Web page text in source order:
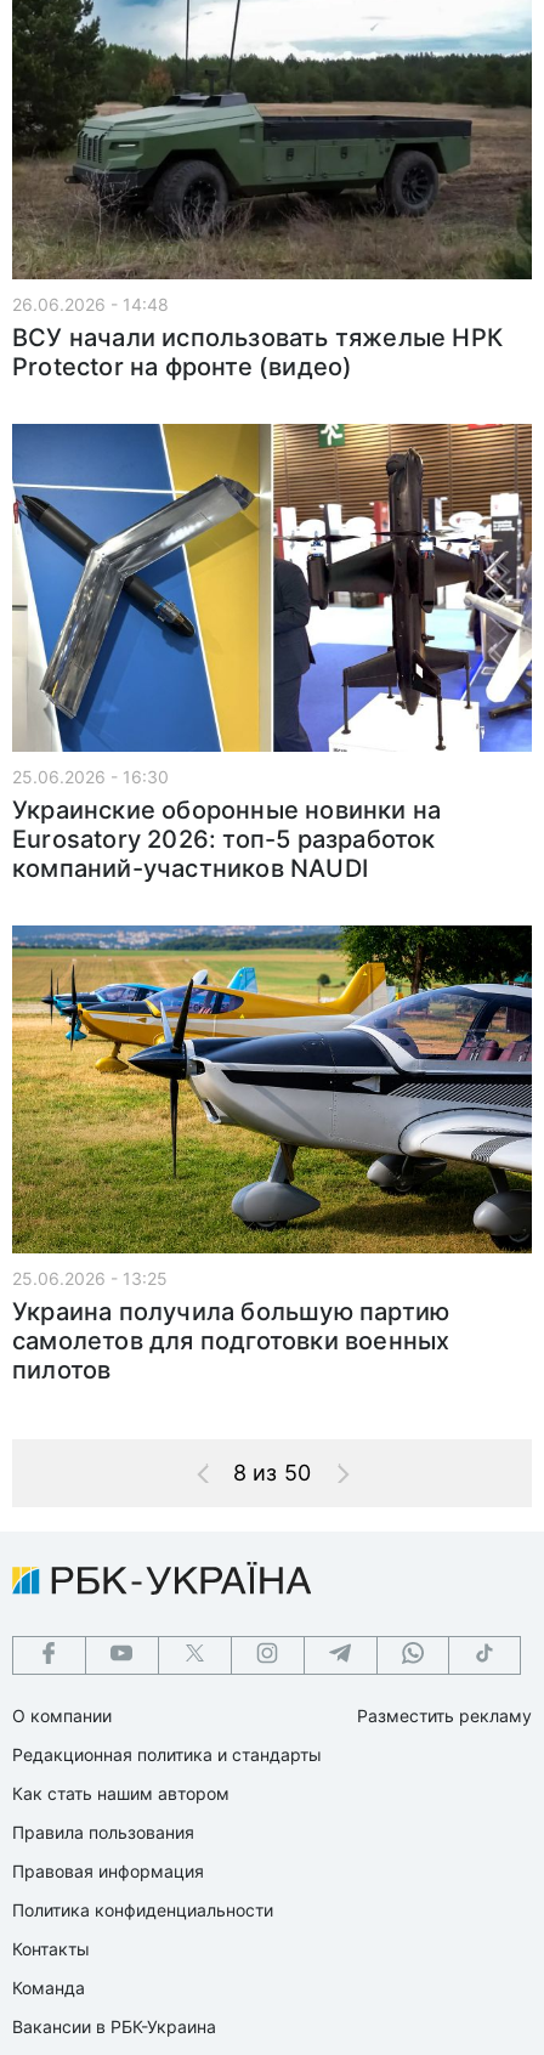
26.06.2026 - 14:48
ВСУ начали использовать тяжелые НРК
Protector на фронте (видео)
25.06.2026 - 16:30
Украинские оборонные новинки на
Eurosatory 2026: топ-5 разработок
компаний-участников NAUDI
25.06.2026 - 13:25
Украина получила большую партию
самолетов для подготовки военных
пилотов
8 из 50
О компании
Редакционная политика и стандарты
Как стать нашим автором
Правила пользования
Правовая информация
Политика конфиденциальности
Контакты
Команда
Вакансии в РБК-Украина
Разместить рекламу